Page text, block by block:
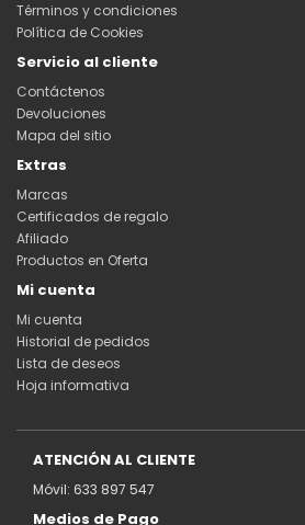
Términos y condiciones
Política de Cookies
Servicio al cliente
Contáctenos
Devoluciones
Mapa del sitio
Extras
Marcas
Certificados de regalo
Afiliado
Productos en Oferta
Mi cuenta
Mi cuenta
Historial de pedidos
Lista de deseos
Hoja informativa
ATENCIÓN AL CLIENTE
Móvil: 633 897 547
Medios de Pago